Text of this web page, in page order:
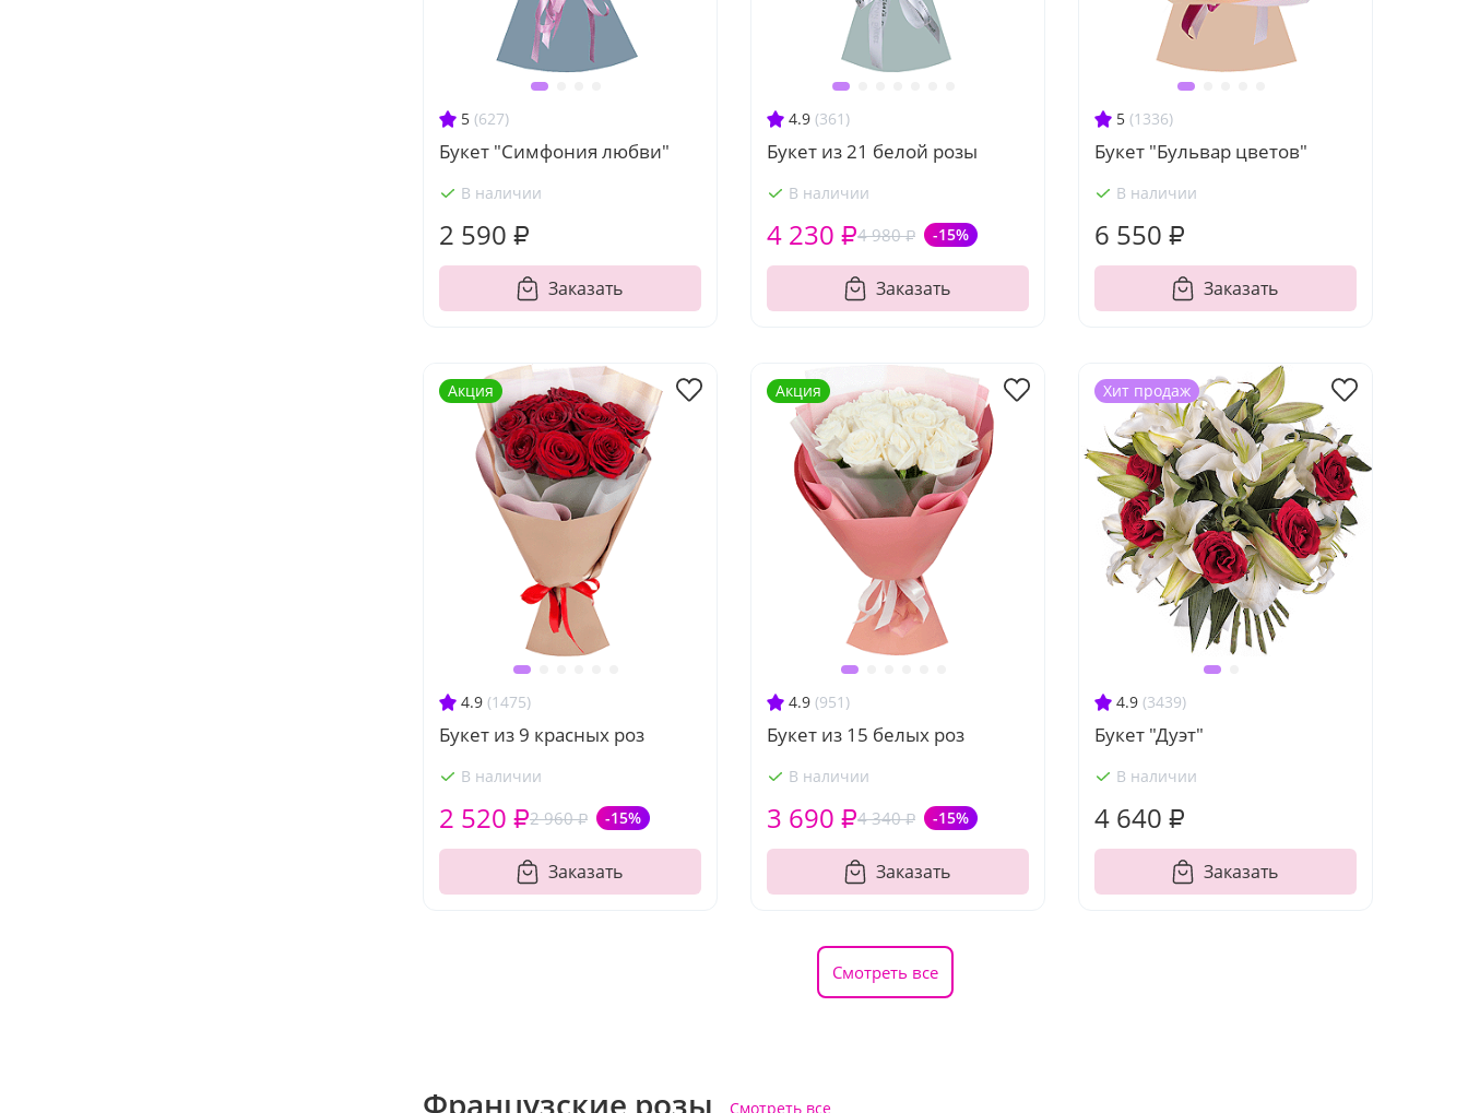
5 (627)
Букет "Симфония любви"
В наличии
2 590 ₽
Заказать
4.9 (361)
Букет из 21 белой розы
В наличии
4 980 ₽ -15%
4 230 ₽
Заказать
5 (1336)
Букет "Бульвар цветов"
В наличии
6 550 ₽
Заказать
4.9 (1475)
Букет из 9 красных роз
В наличии
2 960 ₽ -15%
2 520 ₽
Заказать
Акция
4.9 (951)
Букет из 15 белых роз
В наличии
4 340 ₽ -15%
3 690 ₽
Заказать
Акция
4.9 (3439)
Букет "Дуэт"
В наличии
4 640 ₽
Заказать
Хит продаж
Смотреть все
Французские розы Смотреть все